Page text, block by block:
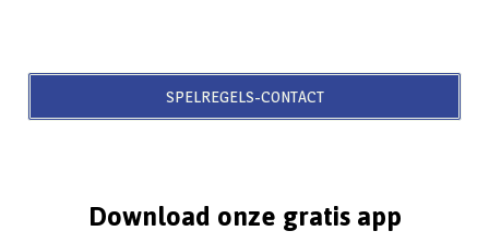
SPELREGELS-CONTACT
Download onze gratis app